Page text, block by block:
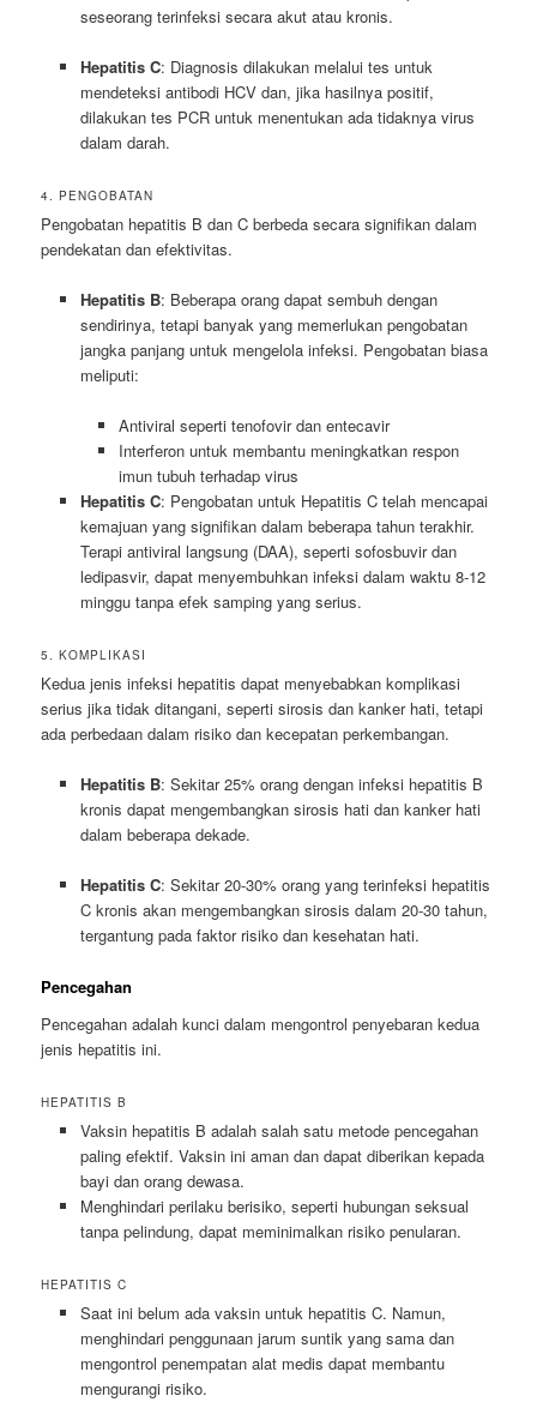
seseorang terinfeksi secara akut atau kronis.
Hepatitis C: Diagnosis dilakukan melalui tes untuk
mendeteksi antibodi HCV dan, jika hasilnya positif,
dilakukan tes PCR untuk menentukan ada tidaknya virus
dalam darah.
4. PENGOBATAN
Pengobatan hepatitis B dan C berbeda secara signifikan dalam
pendekatan dan efektivitas.
Hepatitis B: Beberapa orang dapat sembuh dengan
sendirinya, tetapi banyak yang memerlukan pengobatan
jangka panjang untuk mengelola infeksi. Pengobatan biasa
meliputi:
Antiviral seperti tenofovir dan entecavir
Interferon untuk membantu meningkatkan respon
imun tubuh terhadap virus
Hepatitis C: Pengobatan untuk Hepatitis C telah mencapai
kemajuan yang signifikan dalam beberapa tahun terakhir.
Terapi antiviral langsung (DAA), seperti sofosbuvir dan
ledipasvir, dapat menyembuhkan infeksi dalam waktu 8-12
minggu tanpa efek samping yang serius.
5. KOMPLIKASI
Kedua jenis infeksi hepatitis dapat menyebabkan komplikasi
serius jika tidak ditangani, seperti sirosis dan kanker hati, tetapi
ada perbedaan dalam risiko dan kecepatan perkembangan.
Hepatitis B: Sekitar 25% orang dengan infeksi hepatitis B
kronis dapat mengembangkan sirosis hati dan kanker hati
dalam beberapa dekade.
Hepatitis C: Sekitar 20-30% orang yang terinfeksi hepatitis
C kronis akan mengembangkan sirosis dalam 20-30 tahun,
tergantung pada faktor risiko dan kesehatan hati.
Pencegahan
Pencegahan adalah kunci dalam mengontrol penyebaran kedua
jenis hepatitis ini.
HEPATITIS B
Vaksin hepatitis B adalah salah satu metode pencegahan
paling efektif. Vaksin ini aman dan dapat diberikan kepada
bayi dan orang dewasa.
Menghindari perilaku berisiko, seperti hubungan seksual
tanpa pelindung, dapat meminimalkan risiko penularan.
HEPATITIS C
Saat ini belum ada vaksin untuk hepatitis C. Namun,
menghindari penggunaan jarum suntik yang sama dan
mengontrol penempatan alat medis dapat membantu
mengurangi risiko.